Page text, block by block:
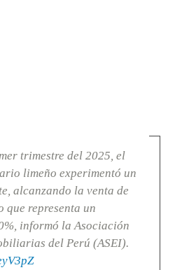
trimestre del 2025, el
limeño experimentó un
alcanzando la venta de
que representa un
informó la Asociación
del Perú (ASEI).